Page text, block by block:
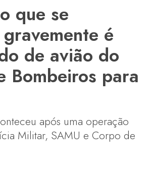
que se
é
de avião do
Bombeiros para
após uma operação
Militar, SAMU e Corpo de